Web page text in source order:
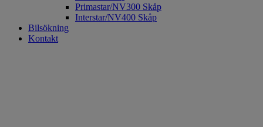
Primastar/NV300 Skåp
Interstar/NV400 Skåp
Bilsökning
Kontakt